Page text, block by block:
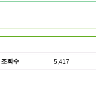
조회수 5,417